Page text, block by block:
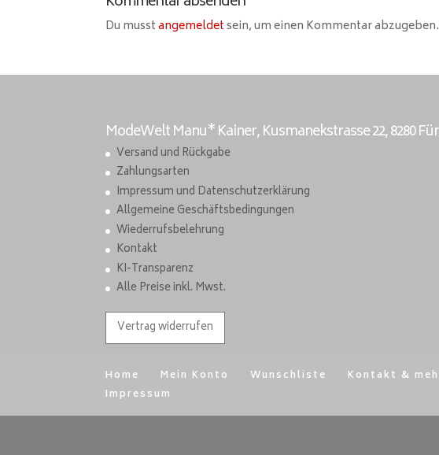
Du musstangemeldetsein, um einen Kommentar abzugeben.
ModeWelt Manu* Kainer, Kusmanekstrasse 22, 8280
Versand und Rückgabe
Zahlungsarten
Impressum und Datenschutzerklärung
Allgemeine Geschäftsbedingungen
Wiederrufsbelehrung
Kontakt
KI-Transparenz
Alle Preise inkl. Mwst.
Vertrag widerrufen
Home Mein Konto Wunschliste Kontakt &
Impressum